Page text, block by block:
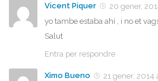
Vicent Piquer
20 gener,
yo tambe estaba ahí , i no et
Salut
Entra per respondre
Ximo Bueno
21 gener, 2014